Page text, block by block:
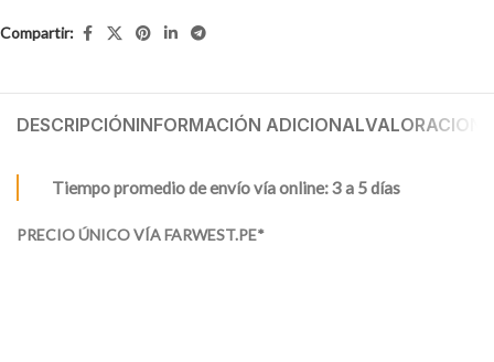
Compartir:
DESCRIPCIÓNINFORMACIÓN ADICIONAL
Tiempo promedio de envío vía online: 3 a 5 días
PRECIO ÚNICO VÍA FARWEST.PE*